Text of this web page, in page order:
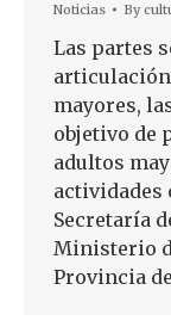
Noticias By
Las partes
mayores,
objetivo de
adultos
actividades
Secretaría
Ministerio
Provincia